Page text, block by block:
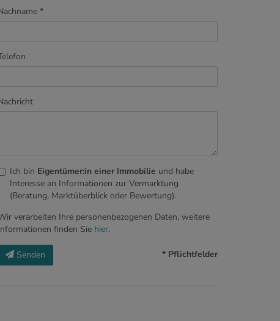
Ich bin Eigentümer:in einer Immobilie und habe
Interesse an Informationen zur Vermarktung
(Beratung, Marktüberblick oder Bewertung).
verarbeiten Ihre personenbezogenen Daten, weitere
finden Sie hier.
Senden * Pflichtfelder